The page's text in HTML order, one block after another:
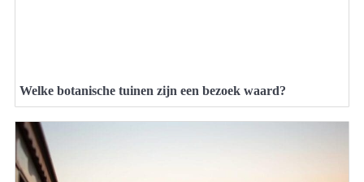
Welke botanische tuinen zijn een bezoek waard?